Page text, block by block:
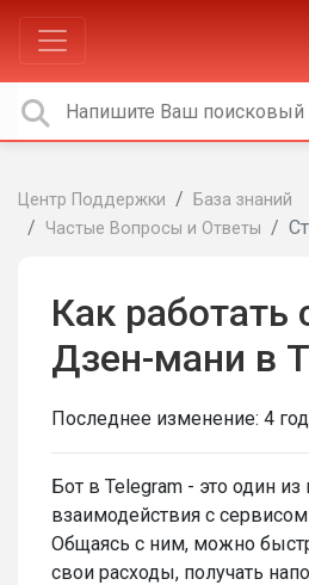
Центр Поддержки
База знаний
Частые Вопросы и Ответы
Как работать
Дзен-мани в
Последнее изменение: 4
Бот в Telegram - это один из
взаимодействия с
Общаясь с ним, можно
свои расходы, получать